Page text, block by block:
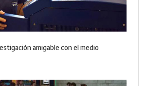
amigable con el medio